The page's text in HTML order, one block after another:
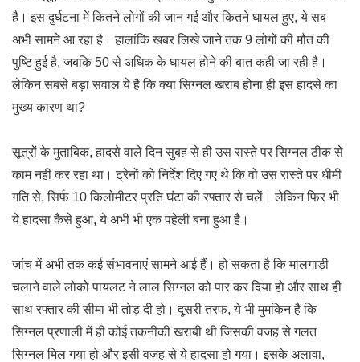
है। इस दुर्घटना में कितने लोगों की जान गई और कितने घायल हुए, ये सब
अभी सामने आ रहा है। हालांकि खबर लिखे जाने तक 9 लोगों की मौत की
पुष्टि हुई है, जबकि 50 से अधिक के घायल होने की बात कही जा रही है।
लेकिन सबसे बड़ा सवाल ये है कि क्या सिग्नल खराब होना ही इस हादसे का
मुख्य कारण था?
सूत्रों के मुताबिक, हादसे वाले दिन सुबह से ही उस रास्ते पर सिग्नल ठीक से
काम नहीं कर रहा था। ट्रेनों को निर्देश दिए गए थे कि वो उस रास्ते पर धीमी
गति से, सिर्फ 10 किलोमीटर प्रति घंटा की रफ्तार से चलें। लेकिन फिर भी
ये हादसा कैसे हुआ, ये अभी भी एक पहेली बना हुआ है।
जांच में अभी तक कई संभावनाएं सामने आई हैं। हो सकता है कि मालगाड़ी
चलाने वाले लोको पायलट ने लाल सिग्नल को पार कर दिया हो और साथ ही
साथ रफ्तार की सीमा भी तोड़ दी हो। दूसरी तरफ, ये भी मुमकिन है कि
सिग्नल प्रणाली में ही कोई तकनीकी खराबी थी जिसकी वजह से गलत
सिग्नल मिल गया हो और इसी वजह से ये हादसा हो गया। इसके अलावा,